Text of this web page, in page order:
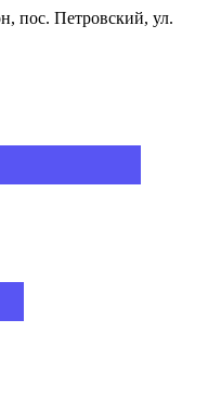
пос. Петровский, ул.